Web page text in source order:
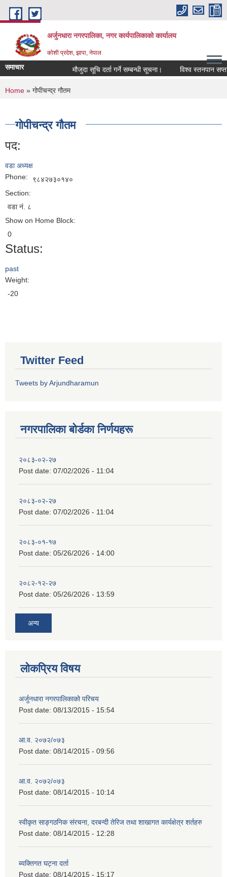
Skip to main content
अर्जुनधारा नगरपालिका, नगर कार्यपालिकाको कार्यालय
कोशी प्रदेश, झापा, नेपाल
समाचार मौजुदा सूचि दर्ता गर्ने सम्बन्धी सूचना। विश्व स्तनपान
You are here
Home » गोपीचन्द्र गौतम
गोपीचन्द्र गौतम
पद:
वडा अध्यक्ष
Phone:
९८४२७३०१४०
Section:
वडा नं. ८
Show on Home Block:
0
Status:
past
Weight:
-20
Twitter Feed
Tweets by Arjundharamun
नगरपालिका बाेर्डका निर्णयहरू
२०८३-०२-२७
Post date: 07/02/2026 - 11:04
२०८३-०२-२७
Post date: 07/02/2026 - 11:04
२०८३-०१-१७
Post date: 05/26/2026 - 14:00
२०८२-१२-२७
Post date: 05/26/2026 - 13:59
अन्य
लोकप्रिय विषय
अर्जुनधारा नगरपालिकाको परिचय
Post date: 08/13/2015 - 15:54
आ.व. २०७२/०७३
Post date: 08/14/2015 - 09:56
आ.व. २०७२/०७३
Post date: 08/14/2015 - 10:14
स्वीकृत साङ्गठनिक संरचना, दरबन्दी तेरिज तथा शाखागत कार्यक्षेत्र शर्तहरु
Post date: 08/14/2015 - 12:28
ब्यक्तिगत घट्ना दर्ता
Post date: 08/14/2015 - 15:17